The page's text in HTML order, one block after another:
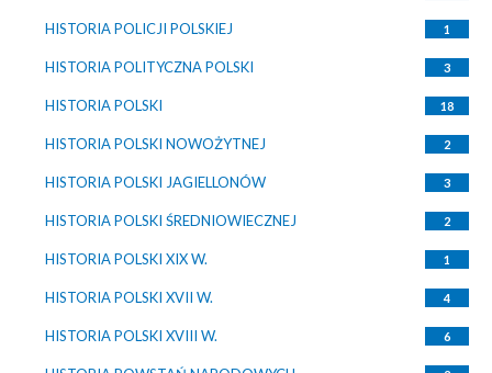
HISTORIA POLICJI POLSKIEJ 1
HISTORIA POLITYCZNA POLSKI 3
HISTORIA POLSKI 18
HISTORIA POLSKI NOWOŻYTNEJ 2
HISTORIA POLSKI JAGIELLONÓW 3
HISTORIA POLSKI ŚREDNIOWIECZNEJ 2
HISTORIA POLSKI XIX W. 1
HISTORIA POLSKI XVII W. 4
HISTORIA POLSKI XVIII W. 6